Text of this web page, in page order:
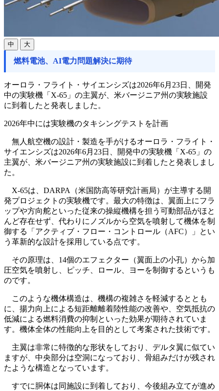
中 大
燃料電池、AI電力問題解決に期待
オーロラ・フライト・サイエンシズは2026年6月23日、開発
中の実験機「X-65」の主翼が、米バージニア州の実験施設
に到着したと発表しました。
2026年中には実験機のタキシングテストを計画
無人航空機の設計・製造を手がけるオーロラ・フライト・
サイエンシズは2026年6月23日、開発中の実験機「X-65」の
主翼が、米バージニア州の実験施設に到着したと発表しまし
た。
X-65は、DARPA（米国防高等研究計画局）が主導する開
発プロジェクトの実験機です。最大の特徴は、翼面上にフラ
ップや方向舵といった従来の操縦機構を担う可動部品がほと
んど存在せず、代わりにノズルから空気を噴射して機体を制
御する「アクティブ・フロー・コントロール（AFC）」とい
う革新的な設計を採用している点です。
その原理は、14個のエフェクター（翼面上の小孔）から加
圧空気を噴射し、ピッチ、ロール、ヨーを制御するというも
のです。
このような機体構造は、機構の複雑さを軽減するととも
に、揚力向上による短距離離着陸性能の改善や、空気抵抗の
低減による燃料消費の抑制といった効果が期待されていま
す。機体全体の性能向上を目的として考案された技術です。
主翼は非常に特徴的な形状をしており、デルタ翼に似てい
ますが、中央部分は空洞になっており、骨組みだけが残され
たような構造となっています。
すでに胴体は同施設に到着しており、今後組み立てが進め